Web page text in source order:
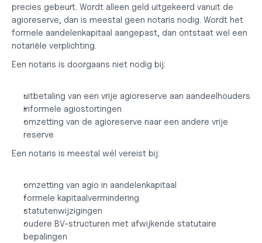
precies gebeurt. Wordt alleen geld uitgekeerd vanuit de
agioreserve, dan is meestal geen notaris nodig. Wordt het
formele aandelenkapitaal aangepast, dan ontstaat wel een
notariële verplichting.
Een notaris is doorgaans niet nodig bij:
uitbetaling van een vrije agioreserve aan aandeelhouders
informele agiostortingen
omzetting van de agioreserve naar een andere vrije
reserve
Een notaris is meestal wél vereist bij:
omzetting van agio in aandelenkapitaal
formele kapitaalvermindering
statutenwijzigingen
oudere BV-structuren met afwijkende statutaire
bepalingen